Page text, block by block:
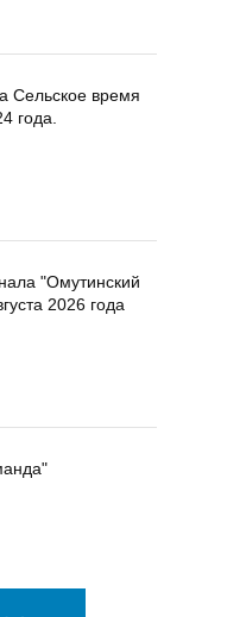
Сельское время
года.
"Омутинский
2026 года